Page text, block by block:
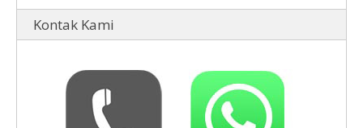
Kontak Kami